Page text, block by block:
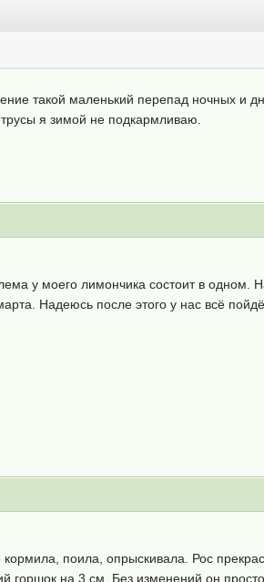
такой маленький перепад ночных и
я зимой не подкармливаю.
у моего лимончика состоит в одном.
Надеюсь после этого у нас всё
поила, опрыскивала. Рос
горшок на 3 см. Без изменений он